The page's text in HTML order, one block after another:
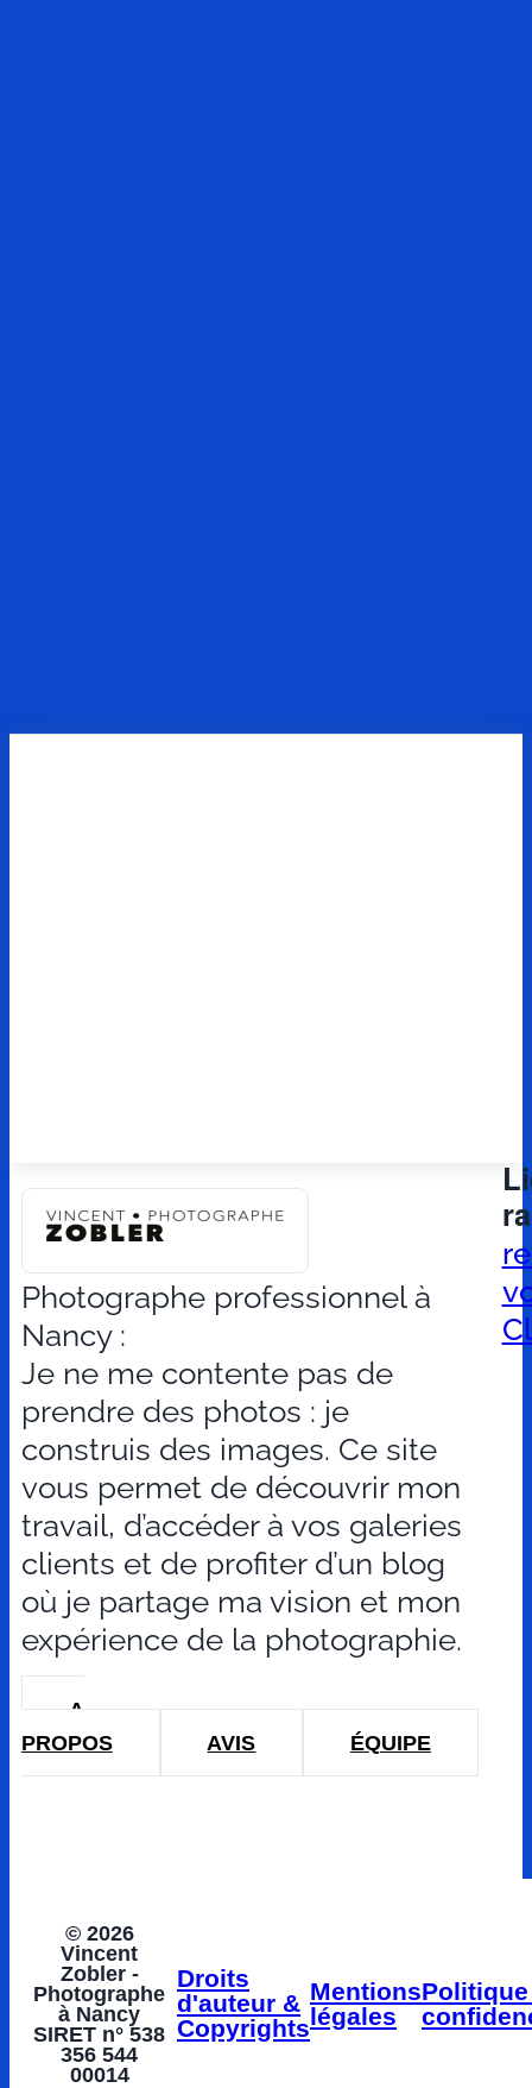
Photographe professionnel à
Nancy :
Je ne me contente pas de
prendre des photos : je
construis des images. Ce site
vous permet de découvrir mon
travail, d’accéder à vos galeries
clients et de profiter d’un blog
où je partage ma vision et mon
expérience de la photographie.
A
PROPOS
AVIS ÉQUIPE
© 2026
Vincent
Zobler -
Photographe
à Nancy
SIRET n° 538
356 544
00014
Droits
d'auteur &
Copyrights
Mentions
légales